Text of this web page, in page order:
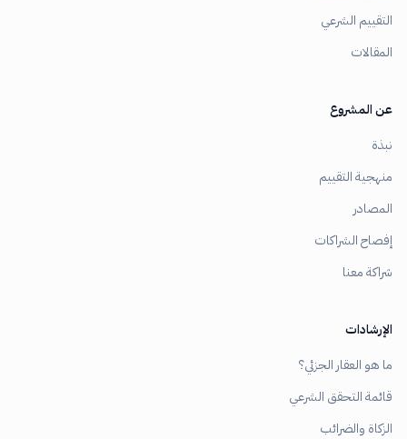
التقييم الشرعي
المقالات
عن المشروع
نبذة
منهجية التقييم
المصادر
إفصاح الشراكات
شراكة معنا
الإرشادات
ما هو العقار الجزئي؟
قائمة التحقق الشرعي
الزكاة والضرائب